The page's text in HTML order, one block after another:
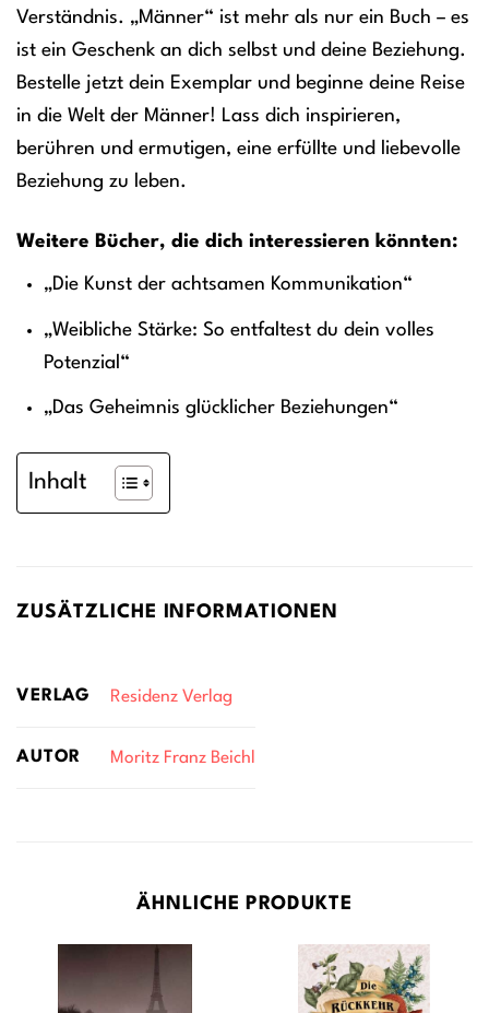
Verständnis. „Männer“ ist mehr als nur ein Buch – es
ist ein Geschenk an dich selbst und deine Beziehung.
Bestelle jetzt dein Exemplar und beginne deine Reise
in die Welt der Männer! Lass dich inspirieren,
berühren und ermutigen, eine erfüllte und liebevolle
Beziehung zu leben.
Weitere Bücher, die dich interessieren könnten:
„Die Kunst der achtsamen Kommunikation“
„Weibliche Stärke: So entfaltest du dein volles
Potenzial“
„Das Geheimnis glücklicher Beziehungen“
Inhalt
ZUSÄTZLICHE INFORMATIONEN
VERLAG Residenz Verlag
AUTOR Moritz Franz Beichl
ÄHNLICHE PRODUKTE